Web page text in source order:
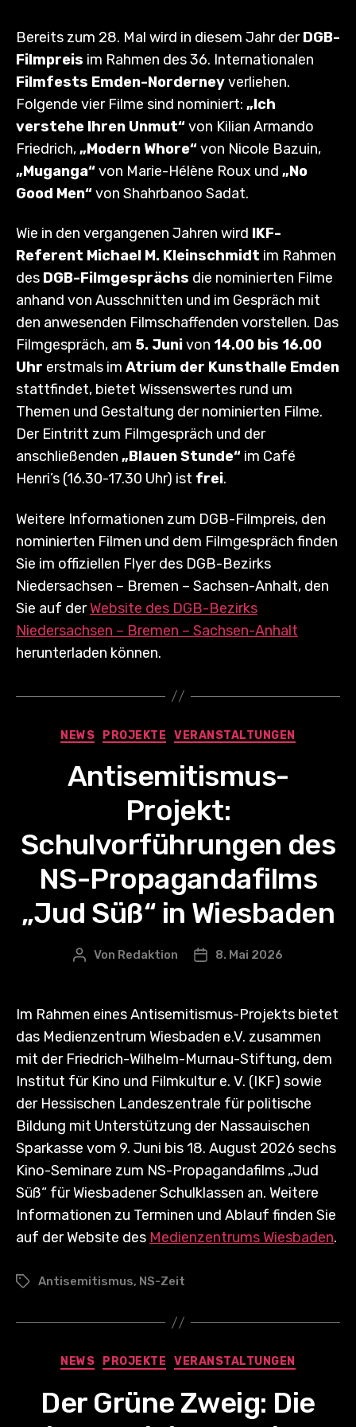
Bereits zum 28. Mal wird in diesem Jahr derDGB-
Filmpreis im Rahmen des 36. Internationalen
Filmfests Emden-Norderneyverliehen.
Folgende vier Filme sind nominiert: „Ich
verstehe Ihren Unmut“von Kilian Armando
Friedrich,„Modern Whore“von Nicole Bazuin,
„Muganga“von Marie-Hélène Roux und „No
Good Men“von Shahrbanoo Sadat.
Wie in den vergangenen Jahren wird IKF-
Referent Michael M. Kleinschmidt im Rahmen
des DGB-Filmgesprächs die nominierten Filme
anhand von Ausschnitten und im Gespräch mit
den anwesenden Filmschaffenden vorstellen. Das
Filmgespräch, am 5. Junivon 14.00 bis 16.00
Uhr erstmals im Atrium der Kunsthalle Emden
stattfindet, bietet Wissenswertes rund um
Themen und Gestaltung der nominierten Filme.
Der Eintritt zum Filmgespräch und der
anschließenden „Blauen Stunde“ im Café
Henri’s (16.30-17.30 Uhr) ist frei.
Weitere Informationen zum DGB-Filmpreis, den
nominierten Filmen und dem Filmgespräch finden
Sie im offiziellen Flyer des DGB-Bezirks
Niedersachsen – Bremen – Sachsen-Anhalt, den
Sie auf derWebsite des DGB-Bezirks
Niedersachsen – Bremen – Sachsen-Anhalt
herunterladen können.
Kategorien
NEWS PROJEKTE VERANSTALTUNGEN
Antisemitismus-
Projekt:
Schulvorführungen des
NS-Propagandafilms
„Jud Süß“ in Wiesbaden
Beitragsautor
Von Redaktion Veröffentlichungsdatum
8. Mai 2026
Im Rahmen eines Antisemitismus-Projekts bietet
das Medienzentrum Wiesbaden e.V. zusammen
mit der Friedrich-Wilhelm-Murnau-Stiftung, dem
Institut für Kino und Filmkultur e. V. (IKF) sowie
der Hessischen Landeszentrale für politische
Bildung mit Unterstützung der Nassauischen
Sparkasse vom 9. Juni bis 18. August 2026 sechs
Kino-Seminare zum NS-Propagandafilms „Jud
Süß“ für Wiesbadener Schulklassen an. Weitere
Informationen zu Terminen und Ablauf finden Sie
auf der Website des Medienzentrums Wiesbaden.
Schlagwörter
Antisemitismus, NS-Zeit
Kategorien
NEWS PROJEKTE VERANSTALTUNGEN
Der Grüne Zweig: Die